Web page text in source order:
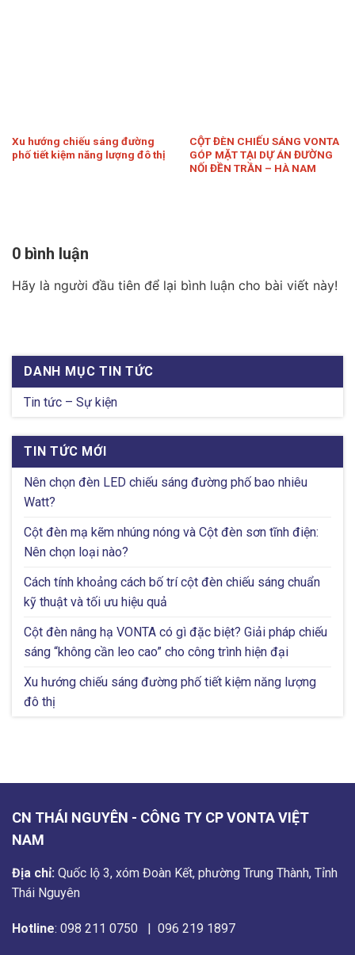
Xu hướng chiếu sáng đường
phố tiết kiệm năng lượng đô thị
CỘT ĐÈN CHIẾU SÁNG VONTA
GÓP MẶT TẠI DỰ ÁN ĐƯỜNG
NỐI ĐỀN TRẦN – HÀ NAM
0 bình luận
Hãy là người đầu tiên để lại bình luận cho bài viết này!
DANH MỤC TIN TỨC
Tin tức – Sự kiện
TIN TỨC MỚI
Nên chọn đèn LED chiếu sáng đường phố bao nhiêu
Watt?
Cột đèn mạ kẽm nhúng nóng và Cột đèn sơn tĩnh điện:
Nên chọn loại nào?
Cách tính khoảng cách bố trí cột đèn chiếu sáng chuẩn
kỹ thuật và tối ưu hiệu quả
Cột đèn nâng hạ VONTA có gì đặc biệt? Giải pháp chiếu
sáng “không cần leo cao” cho công trình hiện đại
Xu hướng chiếu sáng đường phố tiết kiệm năng lượng
đô thị
CN THÁI NGUYÊN - CÔNG TY CP VONTA VIỆT
NAM
Địa chỉ: Quốc lộ 3, xóm Đoàn Kết, phường Trung Thành, Tỉnh
Thái Nguyên
Hotline: 098 211 0750 096 219 1897